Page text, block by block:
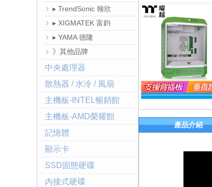
產品介紹
▸ TrendSonic 翰欣
▸ XIGMATEK 富鈞
▸ YAMA 德隆
》其他品牌
中央處理器
散熱器 / 水冷 / 風扇
主機板-INTEL暢銷館
主機板-AMD榮耀館
記憶體
顯示卡
SSD固態硬碟
內接式硬碟